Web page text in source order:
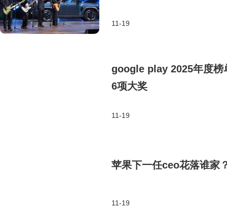
11-19
google play 2025年度榜
6项大奖
11-19
苹果下一任ceo花落谁家
11-19